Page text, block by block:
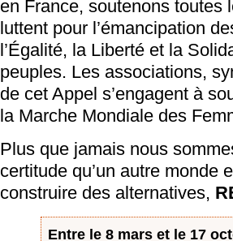
en France, soutenons toutes
luttent pour l’émancipation
l’Égalité, la Liberté et la
peuples. Les associations,
de cet Appel s’engagent à
la Marche Mondiale des
Plus que jamais nous
certitude qu’un autre monde
construire des alternatives,
Entre le 8 mars et le 17